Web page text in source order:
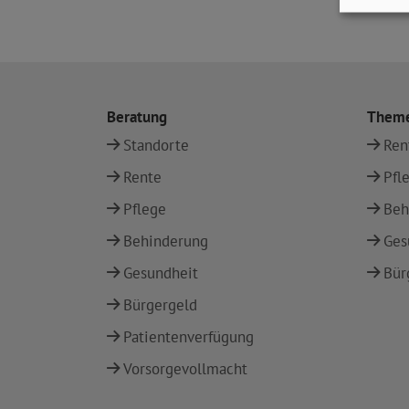
Beratung
Standorte
Rente
Pflege
Behinderung
Gesundheit
Bürgergeld
Patientenverfügung
Vorsorgevollmacht